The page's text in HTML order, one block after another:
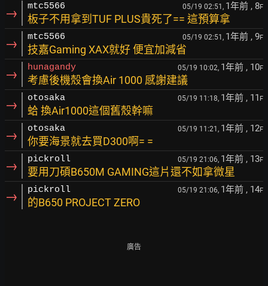
→ mtc5566 05/19 02:51, 1年前 , 8F
板子不用拿到TUF PLUS貴死了== 這預算拿
→ mtc5566 05/19 02:51, 1年前 , 9F
技嘉Gaming XAX就好 便宜加減省
→ hunagandy 05/19 10:02, 1年前 , 10F
考慮後機殼會換Air 1000 感謝建議
→ otosaka 05/19 11:18, 1年前 , 11 F
蛤 換Air1000這個舊殼幹嘛
→ otosaka 05/19 11:21, 1年前 , 12F
你要海景就去買D300啊= =
→ pickroll 05/19 21:06, 1年前 , 13F
要用刀碩B650M GAMING這片還不如拿微星
→ pickroll 05/19 21:06, 1年前 , 14F
的B650 PROJECT ZERO
廣告